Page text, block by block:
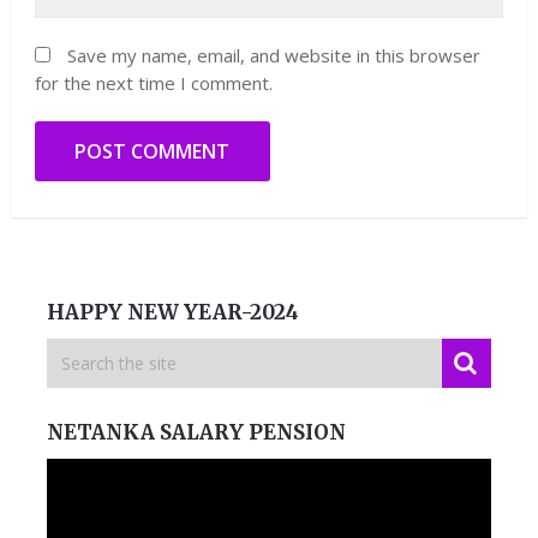
Save my name, email, and website in this browser
for the next time I comment.
HAPPY NEW YEAR-2024
NETANKA SALARY PENSION